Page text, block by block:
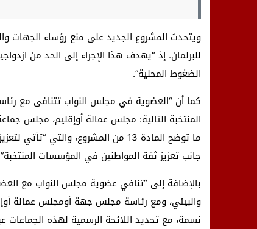
ويتحدث المشروع الجديد على منع رؤساء الجهات
للبرلمان. إذ “يهدف هذا الإجراء إلى الحد من
الضغوط المحلية”.
كما أن “العضوية في مجلس النواب تتنافى مع
المنتخبة التالية: مجلس عمالة أوإقليم، مجلس
ما توضح المادة 13 من المشروع،
جانب تعزيز ثقة المواطنين في المؤسسات
بالإضافة إلى “تنافي عضوية مجلس النواب مع
نسمة، مع تحديد اللائحة الرسمية لهذه